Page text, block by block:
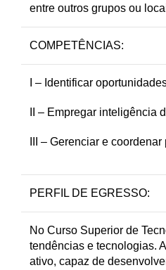
entre outros grupos ou
COMPETÊNCIAS:
I – Identificar
II – Empregar inteligência
III – Gerenciar e
PERFIL DE EGRESSO:
No Curso Superior de
tendências e tecnologias.
ativo, capaz de